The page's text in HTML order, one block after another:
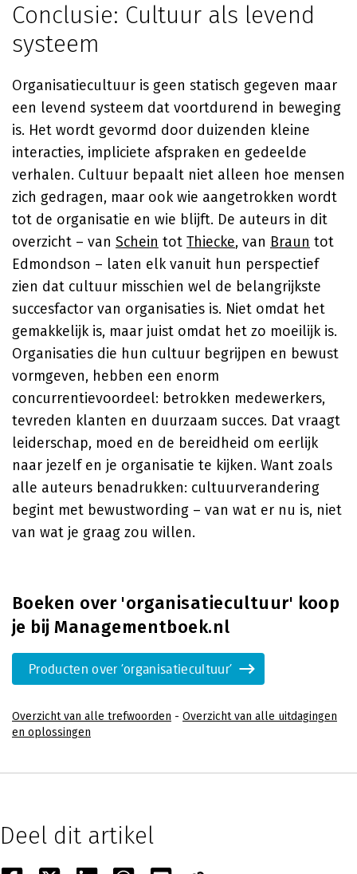
Conclusie: Cultuur als levend
systeem
Organisatiecultuur is geen statisch gegeven maar
een levend systeem dat voortdurend in beweging
is. Het wordt gevormd door duizenden kleine
interacties, impliciete afspraken en gedeelde
verhalen. Cultuur bepaalt niet alleen hoe mensen
zich gedragen, maar ook wie aangetrokken wordt
tot de organisatie en wie blijft. De auteurs in dit
overzicht – van Schein tot Thiecke, van Braun tot
Edmondson – laten elk vanuit hun perspectief
zien dat cultuur misschien wel de belangrijkste
succesfactor van organisaties is. Niet omdat het
gemakkelijk is, maar juist omdat het zo moeilijk is.
Organisaties die hun cultuur begrijpen en bewust
vormgeven, hebben een enorm
concurrentievoordeel: betrokken medewerkers,
tevreden klanten en duurzaam succes. Dat vraagt
leiderschap, moed en de bereidheid om eerlijk
naar jezelf en je organisatie te kijken. Want zoals
alle auteurs benadrukken: cultuurverandering
begint met bewustwording – van wat er nu is, niet
van wat je graag zou willen.
Boeken over 'organisatiecultuur' koop
je bij Managementboek.nl
Producten over 'organisatiecultuur'
Overzicht van alle trefwoorden - Overzicht van alle uitdagingen
en oplossingen
Deel dit artikel